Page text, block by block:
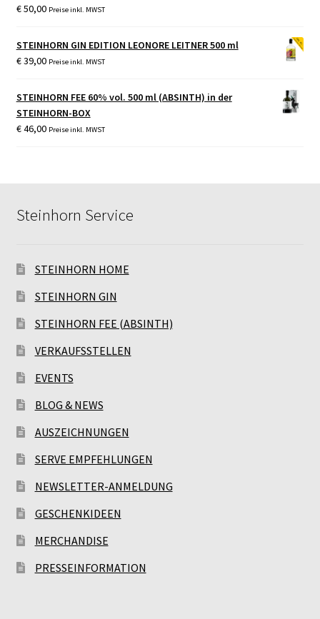
€50,00 Preise inkl. MWST
STEINHORN GIN EDITION LEONORE LEITNER 500 ml
€39,00 Preise inkl. MWST
STEINHORN FEE 60% vol. 500 ml (ABSINTH) in der
STEINHORN-BOX
€46,00 Preise inkl. MWST
Steinhorn Service
STEINHORN HOME
STEINHORN GIN
STEINHORN FEE (ABSINTH)
VERKAUFSSTELLEN
EVENTS
BLOG & NEWS
AUSZEICHNUNGEN
SERVE EMPFEHLUNGEN
NEWSLETTER-ANMELDUNG
GESCHENKIDEEN
MERCHANDISE
PRESSEINFORMATION